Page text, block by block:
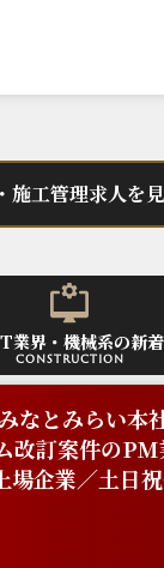
施工管理求人を
業界・機械系の新
construction
なとみらい本
改訂案件の
場企業／土日